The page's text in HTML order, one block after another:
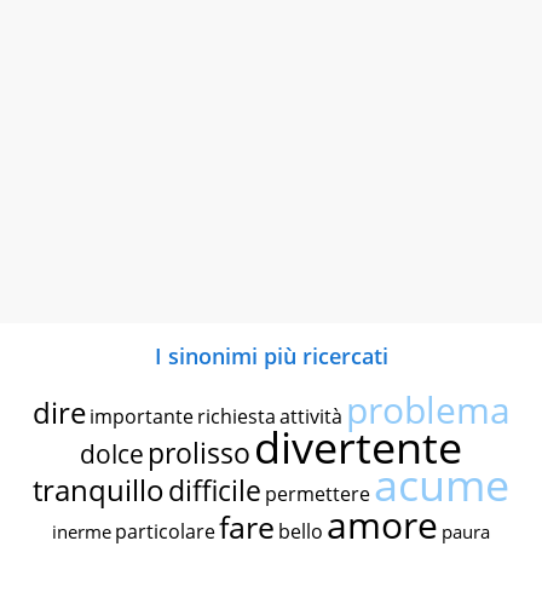
I sinonimi più ricercati
dire importante richiestaattività problema
dolce prolissodivertente
tranquillodifficile permettereacume
inerme particolarefare bello amore paura